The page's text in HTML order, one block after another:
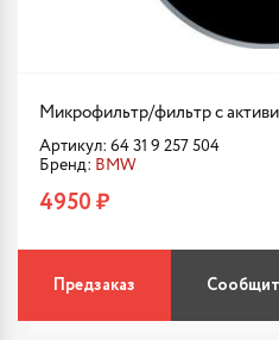
Микрофильтр/фильтр с
Артикул: 64 31 9 257 504
Бренд: BMW
4950 ₽
Предзаказ